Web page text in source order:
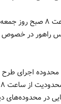
رئیس پلیس راهور تهران بزرگ از
راهور در
اجرای
در